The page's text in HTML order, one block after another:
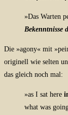
»Das Warten
Bekenntnisse
Die »agony« mit
originell wie selten
das gleich noch mal:
»as I sat here
what was